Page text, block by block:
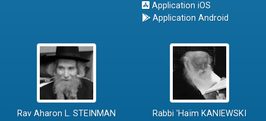
Application iOS
Application Android
Rav Aharon L. STEINMAN Rabbi 'Haïm KANIEWSKI